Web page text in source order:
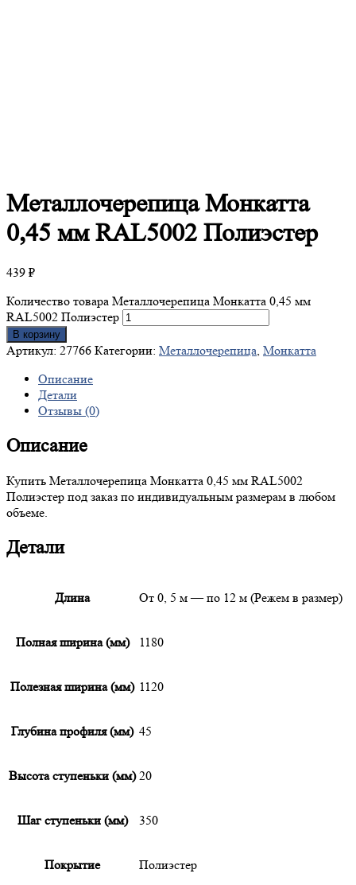
МеталлочерепицаМонкатта
0,45 мм RAL5002 Полиэстер
439 ₽
Количество товара Металлочерепица Монкатта 0,45 мм
RAL5002 Полиэстер
В корзину
Артикул: 27766 Категории: Металлочерепица, Монкатта
Описание
Детали
Отзывы (0)
Описание
Купить Металлочерепица Монкатта 0,45 мм RAL5002
Полиэстер под заказ по индивидуальным размерам в любом
объеме.
Детали
Длина От 0, 5 м — по 12 м (Режем в размер)
Полная ширина (мм) 1180
Полезная ширина (мм) 1120
Глубина профиля (мм) 45
Высота ступеньки (мм) 20
Шаг ступеньки (мм) 350
Покрытие Полиэстер